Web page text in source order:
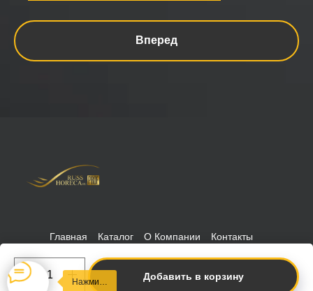
Добавить в корзину
Нажми…
Вперед
Главная Каталог О Компании
Контакты
Политика конфиденциальности
РуссХорека © 2026 Russhoreca